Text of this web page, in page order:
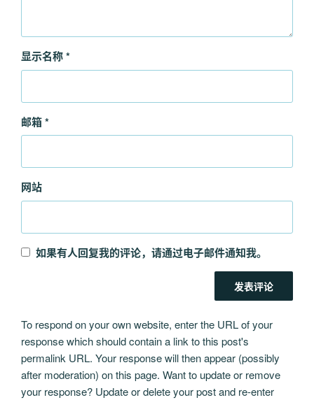
显示名称*
邮箱*
网站
如果有人回复我的评论，请通过电子邮件通知我。
To respond on your own website, enter the URL of your
response which should contain a link to this post's
permalink URL. Your response will then appear (possibly
after moderation) on this page. Want to update or remove
your response? Update or delete your post and re-enter